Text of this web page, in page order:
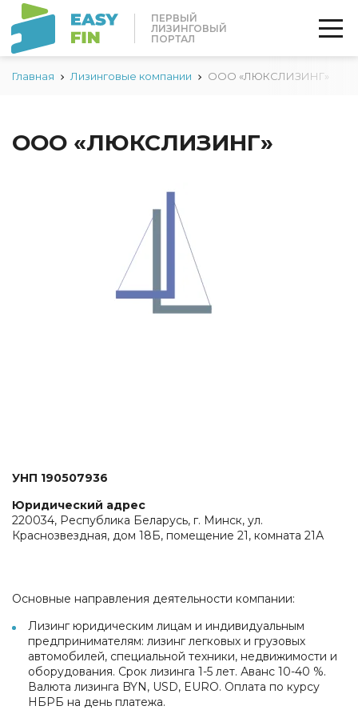
ПЕРВЫЙ
ЛИЗИНГОВЫЙ
ПОРТАЛ
Главная Лизинговые компании ООО «ЛЮКСЛИЗИНГ»
ООО «ЛЮКСЛИЗИНГ»
Основные направления деятельности компании:
Лизинг юридическим лицам и индивидуальным
предпринимателям: лизинг легковых и грузовых
автомобилей, специальной техники, недвижимости и
оборудования. Срок лизинга 1-5 лет. Аванс 10-40 %.
Валюта лизинга BYN, USD, EURO. Оплата по курсу
НБРБ на день платежа.
УНП 190507936
Юридический адрес
220034, Республика Беларусь, г. Минск, ул.
Краснозвездная, дом 18Б, помещение 21, комната 21А